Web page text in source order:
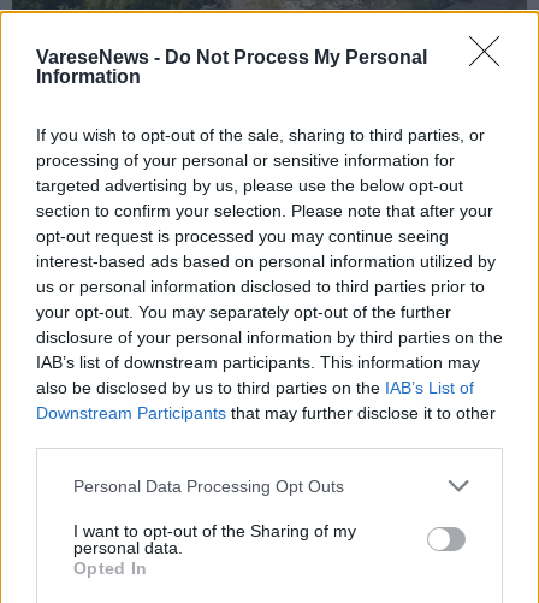
VareseNews - Do Not Process My Personal
Information
If you wish to opt-out of the sale, sharing to third parties, or
processing of your personal or sensitive information for
targeted advertising by us, please use the below opt-out
section to confirm your selection. Please note that after your
opt-out request is processed you may continue seeing
interest-based ads based on personal information utilized by
us or personal information disclosed to third parties prior to
your opt-out. You may separately opt-out of the further
disclosure of your personal information by third parties on the
IAB’s list of downstream participants. This information may
also be disclosed by us to third parties on the IAB’s List of
Downstream Participants that may further disclose it to other
Personal Data Processing Opt Outs
I want to opt-out of the Sharing of my
personal data.
Opted In
Barche in secca e sassi che spuntano
dalla terra: il sorvolo sulla sponda
varesina del lago Maggiore in ritirata
Lago Maggiore in secca